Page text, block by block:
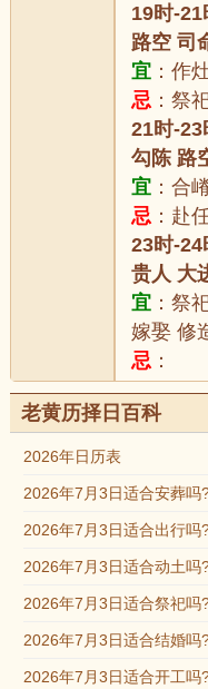
19时-
路空 司
宜 ：作
忌 ：祭
21时-23
勾陈 路
宜 ：合
忌 ：赴
23时-24
贵人 大
宜 ：祭
嫁娶 修
忌 ：
老黄历择日百科
2026年日历表
2026年7月3日适合安葬吗
2026年7月3日适合出行吗
2026年7月3日适合动土吗
2026年7月3日适合祭祀吗
2026年7月3日适合结婚吗
2026年7月3日适合开工吗